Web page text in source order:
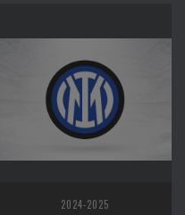
2024-2025